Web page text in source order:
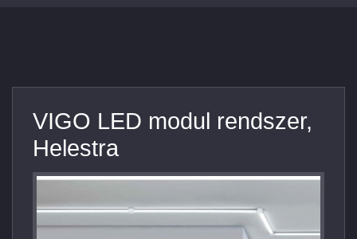
VIGO LED modul rendszer,
Helestra